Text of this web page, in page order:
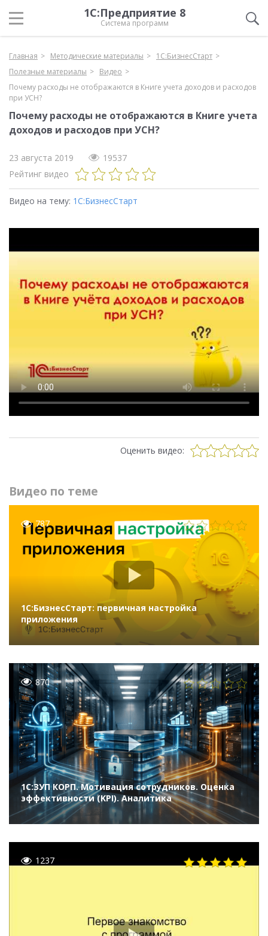
1С:Предприятие 8
Система программ
Главная Методические материалы
1С:БизнесСтарт
Полезные материалы
Видео
Почему расходы не отображаются в Книге учета доходов и расходов
при УСН?
Почему расходы не отображаются в Книге учета
доходов и расходов при УСН?
23 августа 2019
19537
Рейтинг видео
Видео на тему: 1С:БизнесСтарт
Оценить видео:
Видео по теме
787
1С:БизнесСтарт: первичная настройка
приложения
870
1С:ЗУП КОРП. Мотивация сотрудников. Оценка
эффективности (KPI). Аналитика
1237